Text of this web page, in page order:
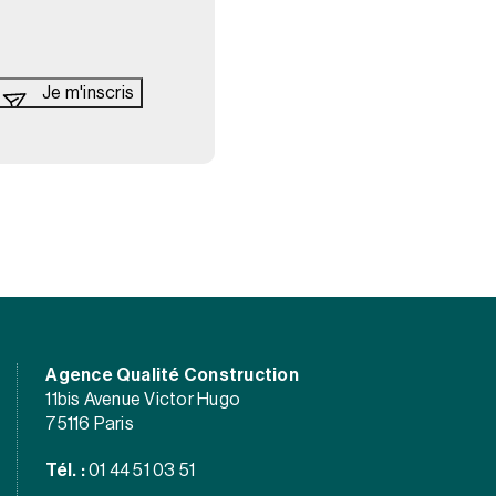
Agence Qualité Construction
11bis Avenue Victor Hugo
75116 Paris
Tél. : 01 44 51 03 51